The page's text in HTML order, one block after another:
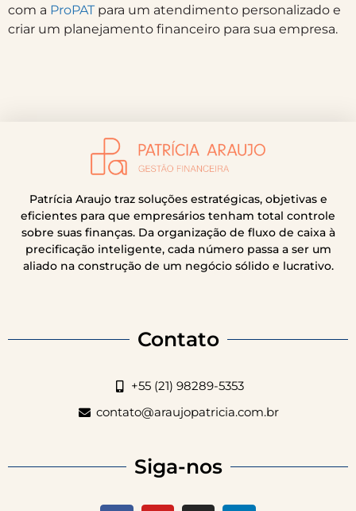
com a ProPAT para um atendimento personalizado e
criar um planejamento financeiro para sua empresa.
Patrícia Araujo traz soluções estratégicas, objetivas e
eficientes para que empresários tenham total controle
sobre suas finanças. Da organização de fluxo de caixa à
precificação inteligente, cada número passa a ser um
aliado na construção de um negócio sólido e lucrativo.
Contato
+55 (21) 98289-5353
contato@araujopatricia.com.br
Siga-nos